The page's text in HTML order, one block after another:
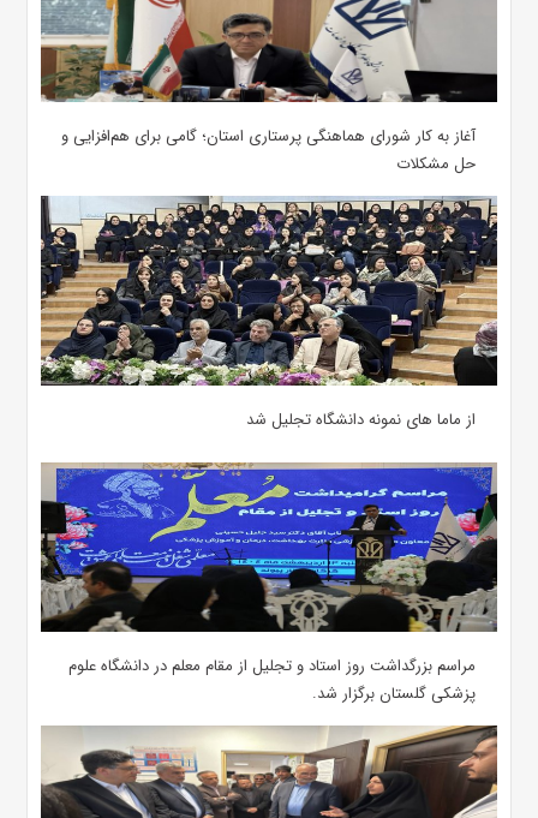
آغاز به کار شورای هماهنگی پرستاری استان؛ گامی برای هم‌افزایی و
حل مشکلات
از ماما های نمونه دانشگاه تجلیل شد
مراسم بزرگداشت روز استاد و تجلیل از مقام معلم در دانشگاه علوم
پزشکی گلستان برگزار شد.‌